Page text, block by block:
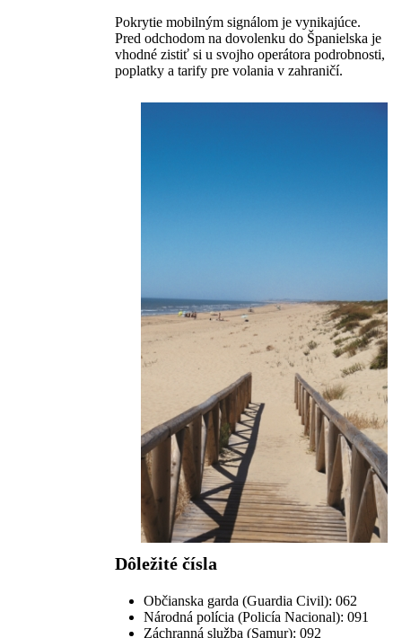
Pokrytie mobilným signálom je vynikajúce.
Pred odchodom na dovolenku do Španielska je
vhodné zistiť si u svojho operátora podrobnosti,
poplatky a tarify pre volania v zahraničí.
Dôležité čísla
Občianska garda (Guardia Civil): 062
Národná polícia (Policía Nacional): 091
Záchranná služba (Samur): 092